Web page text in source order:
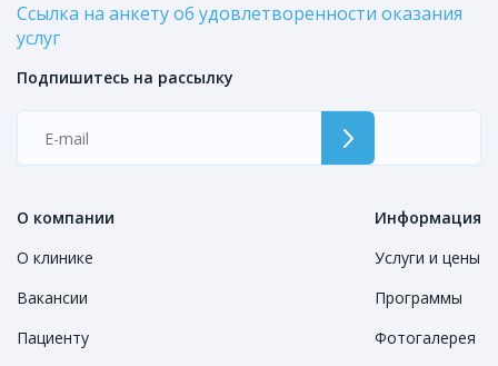
Ссылка на анкету об удовлетворенности оказания
услуг
О компании
О клинике
Вакансии
Пациенту
Информация
Услуги и цены
Программы
Фотогалерея
Подпишитесь на рассылку